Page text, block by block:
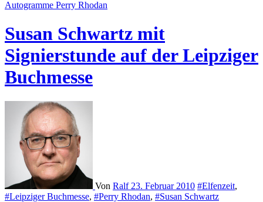
Autogramme Perry Rhodan
Susan Schwartz mit
Signierstunde auf der Leipziger
Buchmesse
Von Ralf 23. Februar 2010 #Elfenzeit,
#Leipziger Buchmesse, #Perry Rhodan, #Susan Schwartz